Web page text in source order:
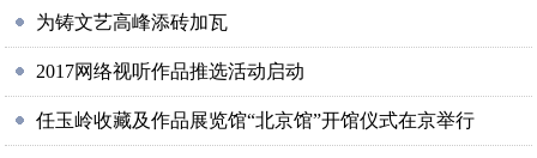
为铸文艺高峰添砖加瓦
2017网络视听作品推选活动启动
任玉岭收藏及作品展览馆“北京馆”开馆仪式在京举行